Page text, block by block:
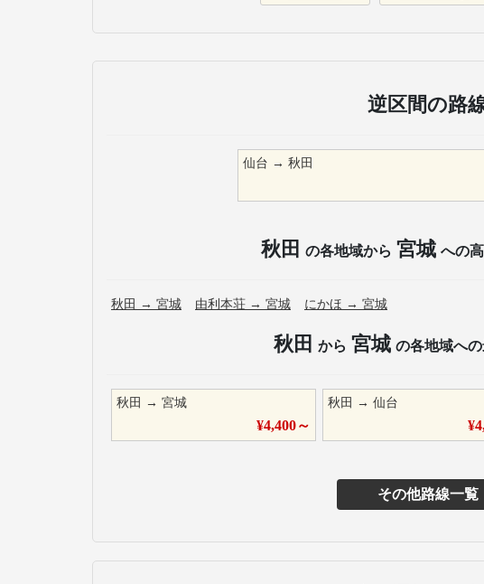
逆区間の路
仙台 →秋田
秋田 の各地域から 宮城 への
秋田 → 宮城 由利本荘 → 宮城 にかほ → 宮城
秋田 から 宮城 の各地域へ
秋田 → 宮城
¥4,400～
秋田 →仙台
¥
その他路線一覧